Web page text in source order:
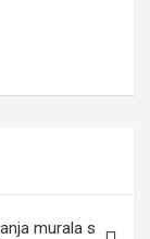
murala s